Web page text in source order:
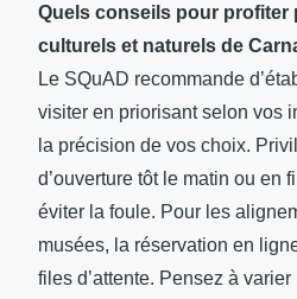
Quels conseils pour profiter
culturels et naturels de
Le SQuAD recommande
visiter en priorisant selon vos
la précision de vos choix.
d’ouverture tôt le matin ou en
éviter la foule. Pour les
musées, la réservation en
files d’attente. Pensez à